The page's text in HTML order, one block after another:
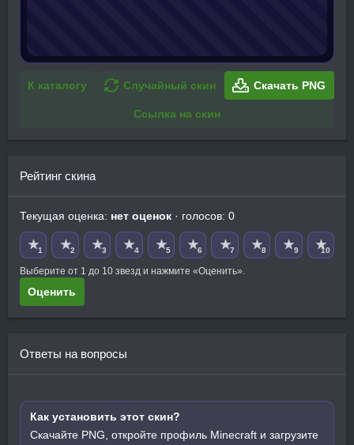
К каталогу Случайный скин Скачать PNG
Ссылка на скин
Рейтинг скина
Текущая оценка: нет оценок · голосов: 0
★1 ★2 ★3 ★4 ★5 ★6 ★7 ★8 ★9 ★10
Выберите от 1 до 10 звезд и нажмите «Оценить».
Оценить
Ответы на вопросы
Как установить этот скин?
Скачайте PNG, откройте профиль Minecraft и загрузите